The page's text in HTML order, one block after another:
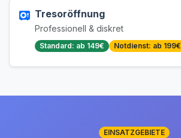
Tresoröffnung
Professionell & diskret
Standard: ab 149€ Notdienst: ab 199€
EINSATZGEBIETE